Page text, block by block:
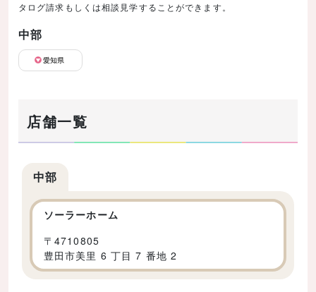
タログ請求もしくは相談見学することができます。
中部
愛知県
店舗一覧
中部
ソーラーホーム
〒4710805
豊田市美里 6 丁目 7 番地 2